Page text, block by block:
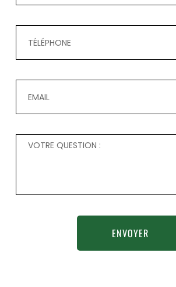
ENVOYER